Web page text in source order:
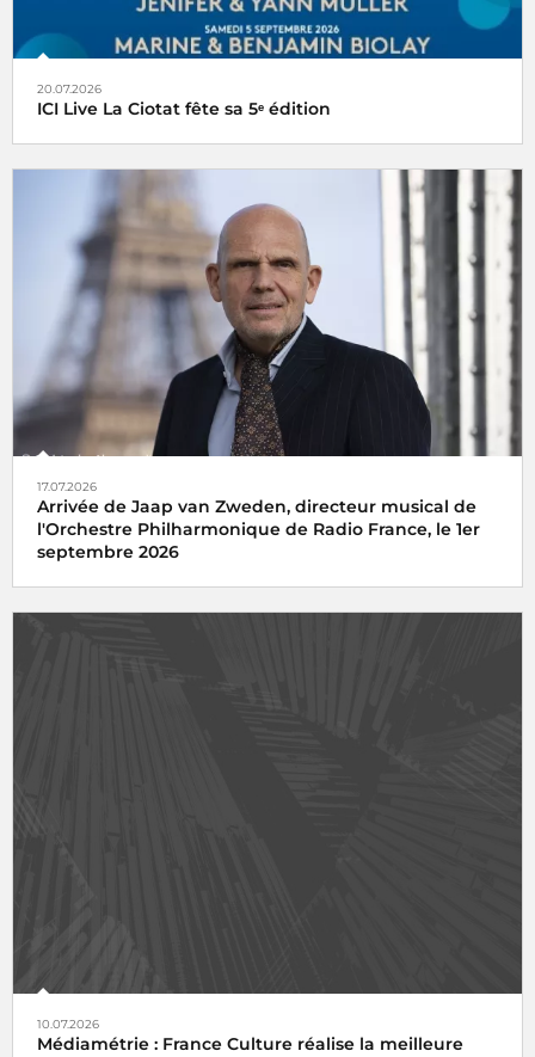
20.07.2026
ICI Live La Ciotat fête sa 5ᵉ édition
17.07.2026
Arrivée de Jaap van Zweden, directeur musical de
l'Orchestre Philharmonique de Radio France, le 1er
septembre 2026
10.07.2026
Médiamétrie : France Culture réalise la meilleure